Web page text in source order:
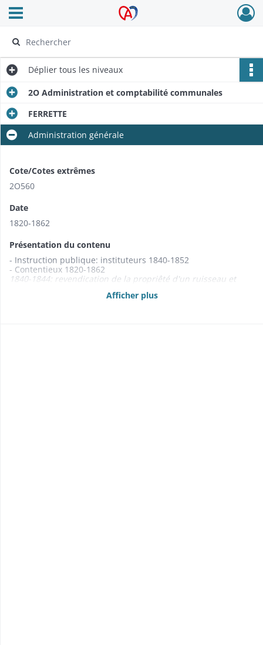
Archives Alsace - Colmar
Ouvrir le menu déroulant
Déplier tous les niveaux
2O Administration et comptabilité communales
FERRETTE
Administration générale
Cote/Cotes extrêmes
2O560
Date
1820-1862
Présentation du contenu
- Instruction publique: instituteurs 1840-1852
- Contentieux 1820-1862
1840-1844: revendication de la propriêté d'un ruisseau et
Afficher plus